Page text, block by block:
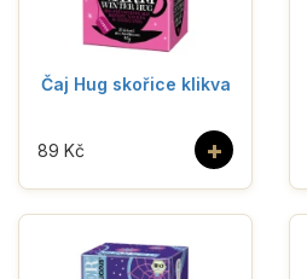
Čaj Hug skořice klikva
+
89 Kč